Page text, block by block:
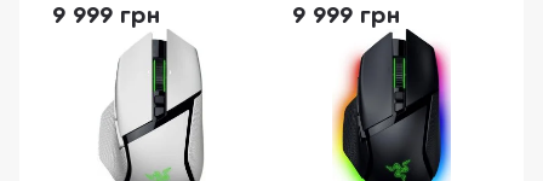
9 999 грн 9 999 грн